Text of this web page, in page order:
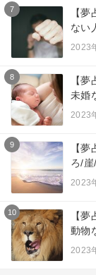
7
【
ない
2023
8
【
未婚
2023
9
【
ろ/
2023
10
【
動物
2023